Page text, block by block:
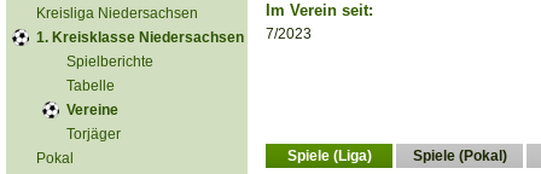
Kreisliga Niedersachsen
1. Kreisklasse Niedersachsen
Spielberichte
Tabelle
Vereine
Torjäger
Pokal
Im Verein seit:
7/2023
Spiele (Liga) Spiele (Pokal)